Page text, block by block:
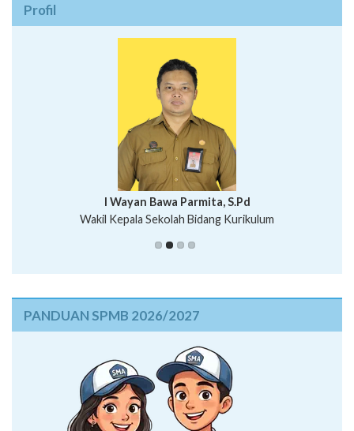
Profil
Putu Suhartana, S.Pd.
I Wayan Bawa Parmita, S.Pd
Wakil Kepala Sekolah Bidang Kurikulum
I Wayan Gede Aditya Pratita, S.Pd., M.Sn
Ni Wayan Nopi Sutantri, S.Pd.
PANDUAN SPMB 2026/2027